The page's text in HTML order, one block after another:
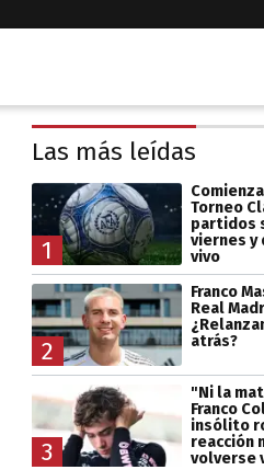
Las más leídas
1
Torneo
partidos
viernes y
vivo
2
Franco
Real
atrás?
3
"Ni la
Franco
insólito
reacción
volverse